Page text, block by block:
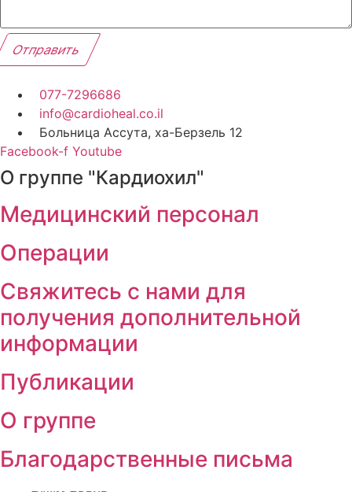
Отправить
077-7296686
info@cardioheal.co.il
Больница Ассута, ха-Берзель 12
Facebook-f Youtube
О группе "Кардиохил"
Медицинский персонал
Операции
Свяжитесь с нами для
получения дополнительной
информации
Публикации
О группе
Благодарственные письма